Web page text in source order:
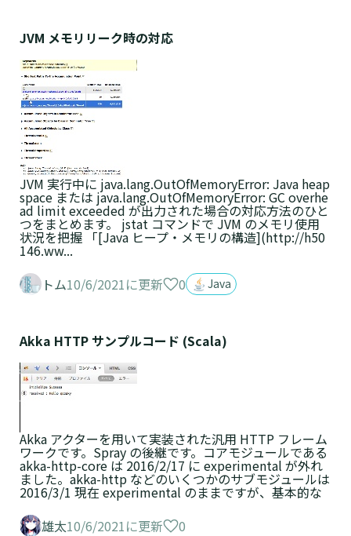
JVM メモリリーク時の対応
JVM 実行中に java.lang.OutOfMemoryError: Java heap
space または java.lang.OutOfMemoryError: GC overhe
ad limit exceeded が出力された場合の対応方法のひと
つをまとめます。 jstat コマンドで JVM のメモリ使用
状況を把握 「[Java ヒープ・メモリの構造](http://h50
146.ww...
トム10/6/2021に更新 0 Java
Akka HTTP サンプルコード (Scala)
Akka アクターを用いて実装された汎用 HTTP フレーム
ワークです。Spray の後継です。コアモジュールである
akka-http-core は 2016/2/17 に experimental が外れ
ました。akka-http などのいくつかのサブモジュールは
2016/3/1 現在 experimental のままですが、基本的な
雄太10/6/2021に更新 0